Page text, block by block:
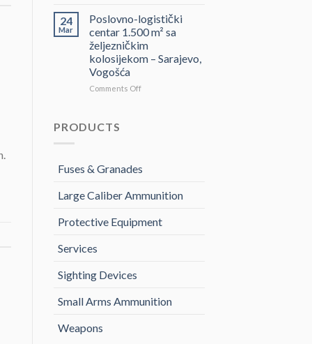
Poziv
na
učešće
u
„JAVNOG
motornog
24
Mar
Poslovno-logistički
centar 1.500 m² sa
željezničkim
kolosijekom – Sarajevo,
Vogošća
Comments Offon
željezničkim
–
Vogošća
PRODUCTS
Fuses & Granades
Large Caliber Ammunition
Protective Equipment
Services
Sighting Devices
Small Arms Ammunition
Weapons